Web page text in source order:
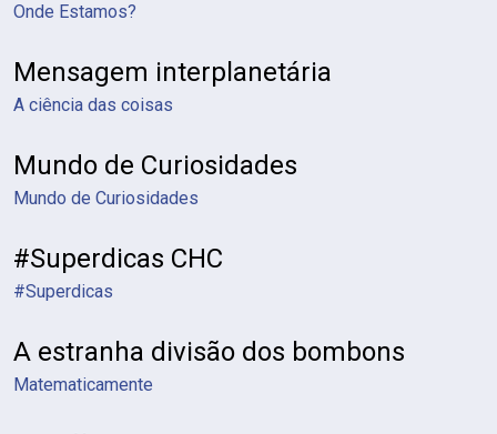
Onde Estamos?
Mensagem interplanetária
A ciência das coisas
Mundo de Curiosidades
Mundo de Curiosidades
#Superdicas CHC
#Superdicas
A estranha divisão dos bombons
Matematicamente